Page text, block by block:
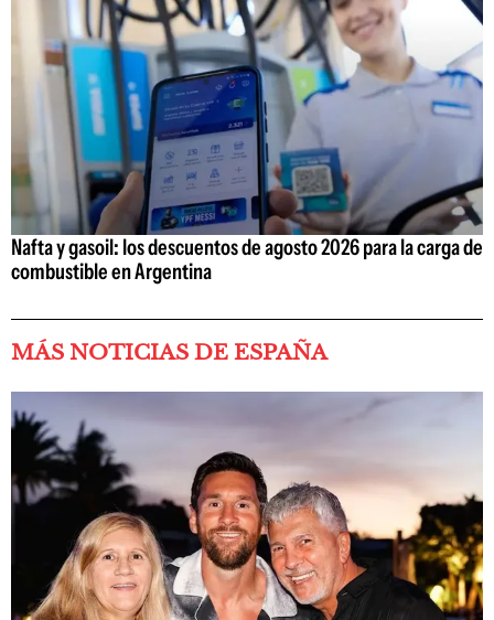
Nafta y gasoil: los descuentos de agosto 2026 para la carga de
combustible en Argentina
MÁS NOTICIAS DE ESPAÑA